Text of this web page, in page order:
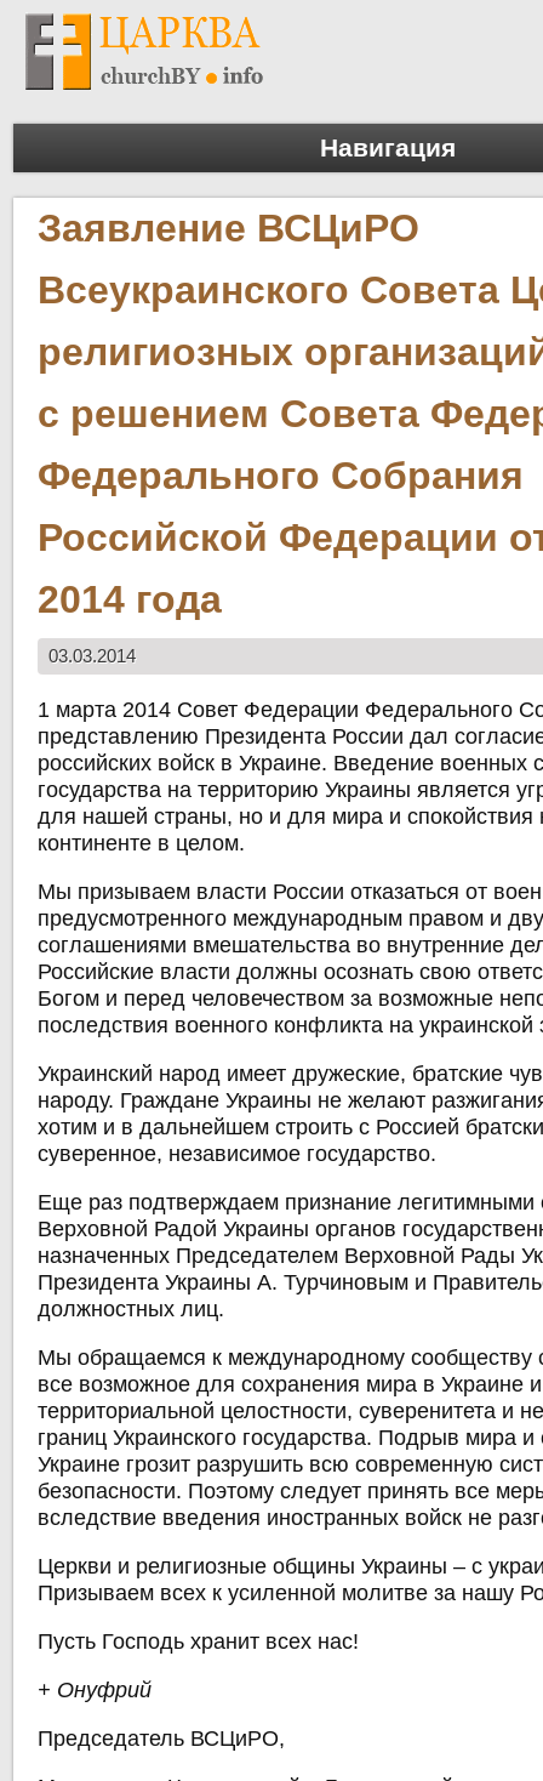
Навигация
Заявление ВСЦиРО
Всеукраинского Совета
религиозных
с решением Совета
Федерального Собрания
Российской Федерации
2014 года
03.03.2014
1 марта 2014 Совет Федерации Федерального
представлению Президента России дал
российских войск в Украине. Введение военных
государства на территорию Украины является
для нашей страны, но и для мира и спокойствия
континенте в целом.
Мы призываем власти России отказаться от
предусмотренного международным правом и
соглашениями вмешательства во внутренние
Российские власти должны осознать свою
Богом и перед человечеством за возможные
последствия военного конфликта на украинской
Украинский народ имеет дружеские, братские
народу. Граждане Украины не желают
хотим и в дальнейшем строить с Россией
суверенное, независимое государство.
Еще раз подтверждаем признание
Верховной Радой Украины органов
назначенных Председателем Верховной Рады
Президента Украины А. Турчиновым и
должностных лиц.
Мы обращаемся к международному сообществу
все возможное для сохранения мира в Украине
территориальной целостности, суверенитета и
границ Украинского государства. Подрыв мира и
Украине грозит разрушить всю современную
безопасности. Поэтому следует принять все
вследствие введения иностранных войск не
Церкви и религиозные общины Украины – с
Призываем всех к усиленной молитве за нашу
Пусть Господь хранит всех нас!
+ Онуфрий
Председатель ВСЦиРО,